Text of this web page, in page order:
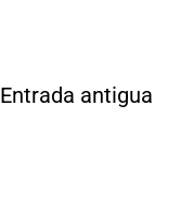
Entrada antigua